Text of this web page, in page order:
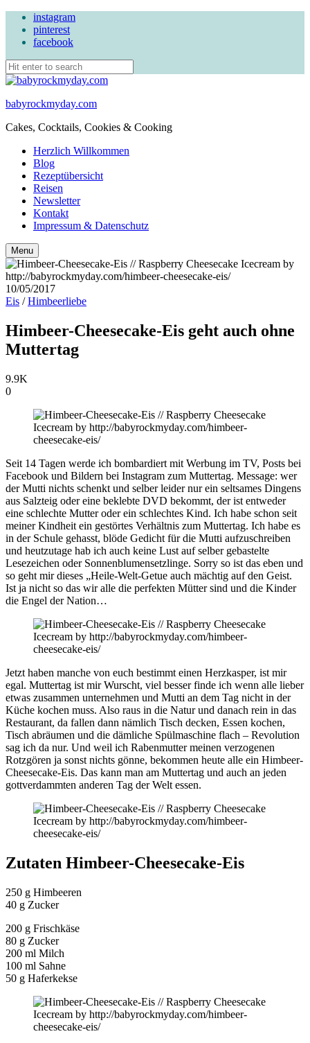
instagram
pinterest
facebook
babyrockmyday.com
Cakes, Cocktails, Cookies & Cooking
Herzlich Willkommen
Blog
Rezeptübersicht
Reisen
Newsletter
Kontakt
Impressum & Datenschutz
Search
Menu
10/05/2017
Eis /Himbeerliebe
Himbeer-Cheesecake-Eis geht auch ohne
Muttertag
9.9K
0
Seit 14 Tagen werde ich bombardiert mit Werbung im TV, Posts bei
Facebook und Bildern bei Instagram zum Muttertag. Message: wer
der Mutti nichts schenkt und selber leider nur ein seltsames Dingens
aus Salzteig oder eine beklebte DVD bekommt, der ist entweder
eine schlechte Mutter oder ein schlechtes Kind. Ich habe schon seit
meiner Kindheit ein gestörtes Verhältnis zum Muttertag. Ich habe es
in der Schule gehasst, blöde Gedicht für die Mutti aufzuschreiben
und heutzutage hab ich auch keine Lust auf selber gebastelte
Lesezeichen oder Sonnenblumensetzlinge. Sorry so ist das eben und
so geht mir dieses „Heile-Welt-Getue auch mächtig auf den Geist.
Ist ja nicht so das wir alle die perfekten Mütter sind und die Kinder
die Engel der Nation…
Jetzt haben manche von euch bestimmt einen Herzkasper, ist mir
egal. Muttertag ist mir Wurscht, viel besser finde ich wenn alle lieber
etwas zusammen unternehmen und Mutti an dem Tag nicht in der
Küche kochen muss. Also raus in die Natur und danach rein in das
Restaurant, da fallen dann nämlich Tisch decken, Essen kochen,
Tisch abräumen und die dämliche Spülmaschine flach – Revolution
sag ich da nur. Und weil ich Rabenmutter meinen verzogenen
Rotzgören ja sonst nichts gönne, bekommen heute alle ein Himbeer-
Cheesecake-Eis. Das kann man am Muttertag und auch an jeden
gottverdammten anderen Tag der Welt essen.
Zutaten Himbeer-Cheesecake-Eis
250 g Himbeeren
40 g Zucker
200 g Frischkäse
80 g Zucker
200 ml Milch
100 ml Sahne
50 g Haferkekse